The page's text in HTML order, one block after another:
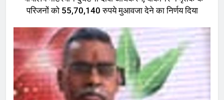
परिजनों को 55,70,140 रुपये मुआवजा देने का निर्णय दिया